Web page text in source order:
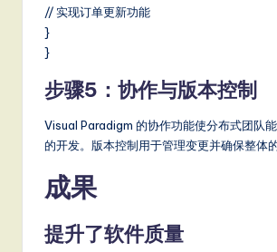
// 实现订单更新功能
}
}
步骤5：协作与版本控制
Visual Paradigm 的协作功能使分布式团队
的开发。版本控制用于管理变更并确保整体的
成果
提升了软件质量